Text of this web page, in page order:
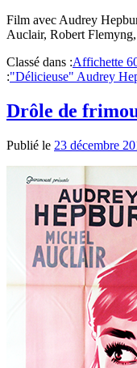
Film avec Audrey
Auclair, Robert
Classé dans :Affichette
:"Délicieuse" Audrey
Drôle de
Publié le 23 décembre